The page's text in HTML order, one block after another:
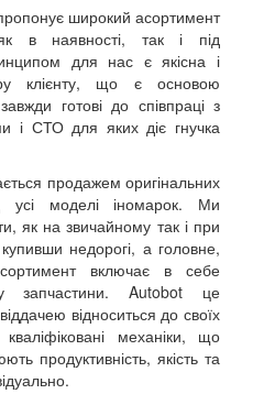
широкий асортимент
як в наявності, так і під
для нас є якісна і
клієнту, що є основою
готові до співпраці з
і СТО для яких діє гнучка
продажем оригінальних
моделі іномарок. Ми
як на звичайному так і при
недорогі, а головне,
включає в себе
у запчастини. Autobot це
відноситься до своїх
механіки, що
продуктивність, якість та